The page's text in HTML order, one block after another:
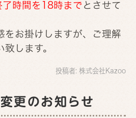
了時間を18時まで とさせて
をお掛けしますが、ご理解
します。
投稿者: 株式会社Kazoo
更のお知らせ